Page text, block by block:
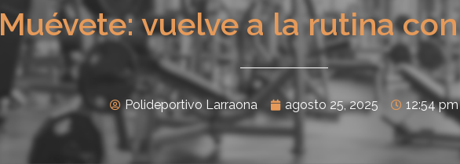
Muévete: vuelve a la rutina
Polideportivo Larraona agosto 25, 2025 12:54 pm